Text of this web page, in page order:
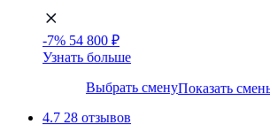
-7% 54 800 ₽
Узнать больше
Выбрать сменуПоказать
4.7 28 отзывов